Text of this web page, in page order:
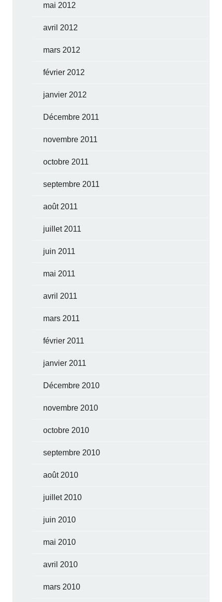
mai 2012
avril 2012
mars 2012
février 2012
janvier 2012
Décembre 2011
novembre 2011
octobre 2011
septembre 2011
août 2011
juillet 2011
juin 2011
mai 2011
avril 2011
mars 2011
février 2011
janvier 2011
Décembre 2010
novembre 2010
octobre 2010
septembre 2010
août 2010
juillet 2010
juin 2010
mai 2010
avril 2010
mars 2010